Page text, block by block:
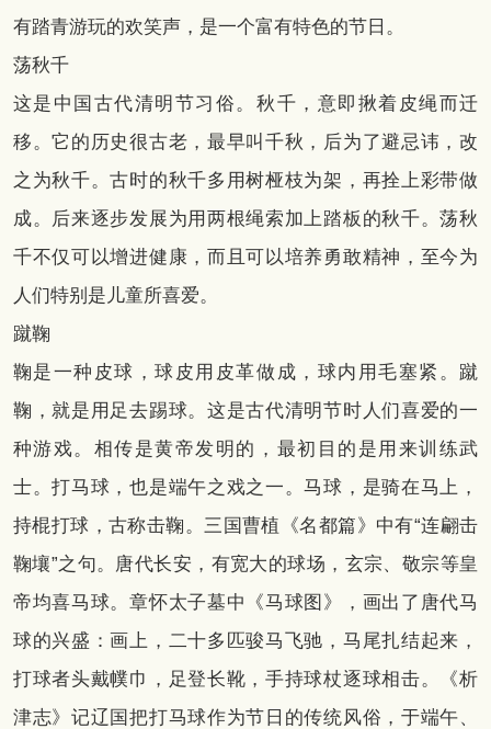
有踏青游玩的欢笑声，是一个富有特色的节日。
荡秋千
这是中国古代清明节习俗。秋千，意即揪着皮绳而迁
移。它的历史很古老，最早叫千秋，后为了避忌讳，改
之为秋千。古时的秋千多用树桠枝为架，再拴上彩带做
成。后来逐步发展为用两根绳索加上踏板的秋千。荡秋
千不仅可以增进健康，而且可以培养勇敢精神，至今为
人们特别是儿童所喜爱。
蹴鞠
鞠是一种皮球，球皮用皮革做成，球内用毛塞紧。蹴
鞠，就是用足去踢球。这是古代清明节时人们喜爱的一
种游戏。相传是黄帝发明的，最初目的是用来训练武
士。打马球，也是端午之戏之一。马球，是骑在马上，
持棍打球，古称击鞠。三国曹植《名都篇》中有“连翩击
鞠壤”之句。唐代长安，有宽大的球场，玄宗、敬宗等皇
帝均喜马球。章怀太子墓中《马球图》，画出了唐代马
球的兴盛：画上，二十多匹骏马飞驰，马尾扎结起来，
打球者头戴幞巾，足登长靴，手持球杖逐球相击。《析
津志》记辽国把打马球作为节日的传统风俗，于端午、